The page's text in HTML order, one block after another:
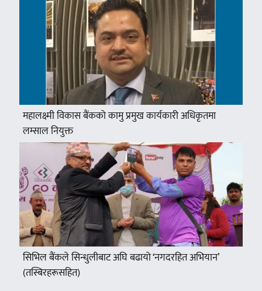
महालक्ष्मी विकास बैंकको कामु प्रमुख कार्यकारी अधिकृतमा
लम्साल नियुक्त
सिभिल बैंकले सिन्धुलीबाट अघि बढायो ‘नगदरहित अभियान’
(तस्बिरहरूसहित)